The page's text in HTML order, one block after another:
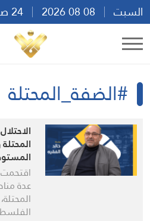
السبت
14:34
#الضفة_المحتلة
اقتحمت
عدة